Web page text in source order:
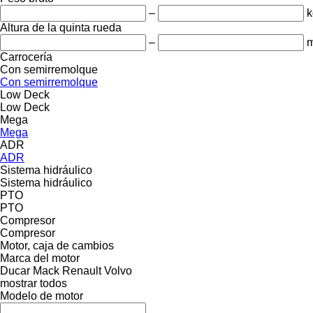
–
Altura de la quinta rueda
–
Carrocería
Con semirremolque
Con semirremolque
Low Deck
Low Deck
Mega
Mega
ADR
ADR
Sistema hidráulico
Sistema hidráulico
PTO
PTO
Compresor
Compresor
Motor, caja de cambios
Marca del motor
Ducar Mack Renault Volvo
mostrar todos
Modelo de motor